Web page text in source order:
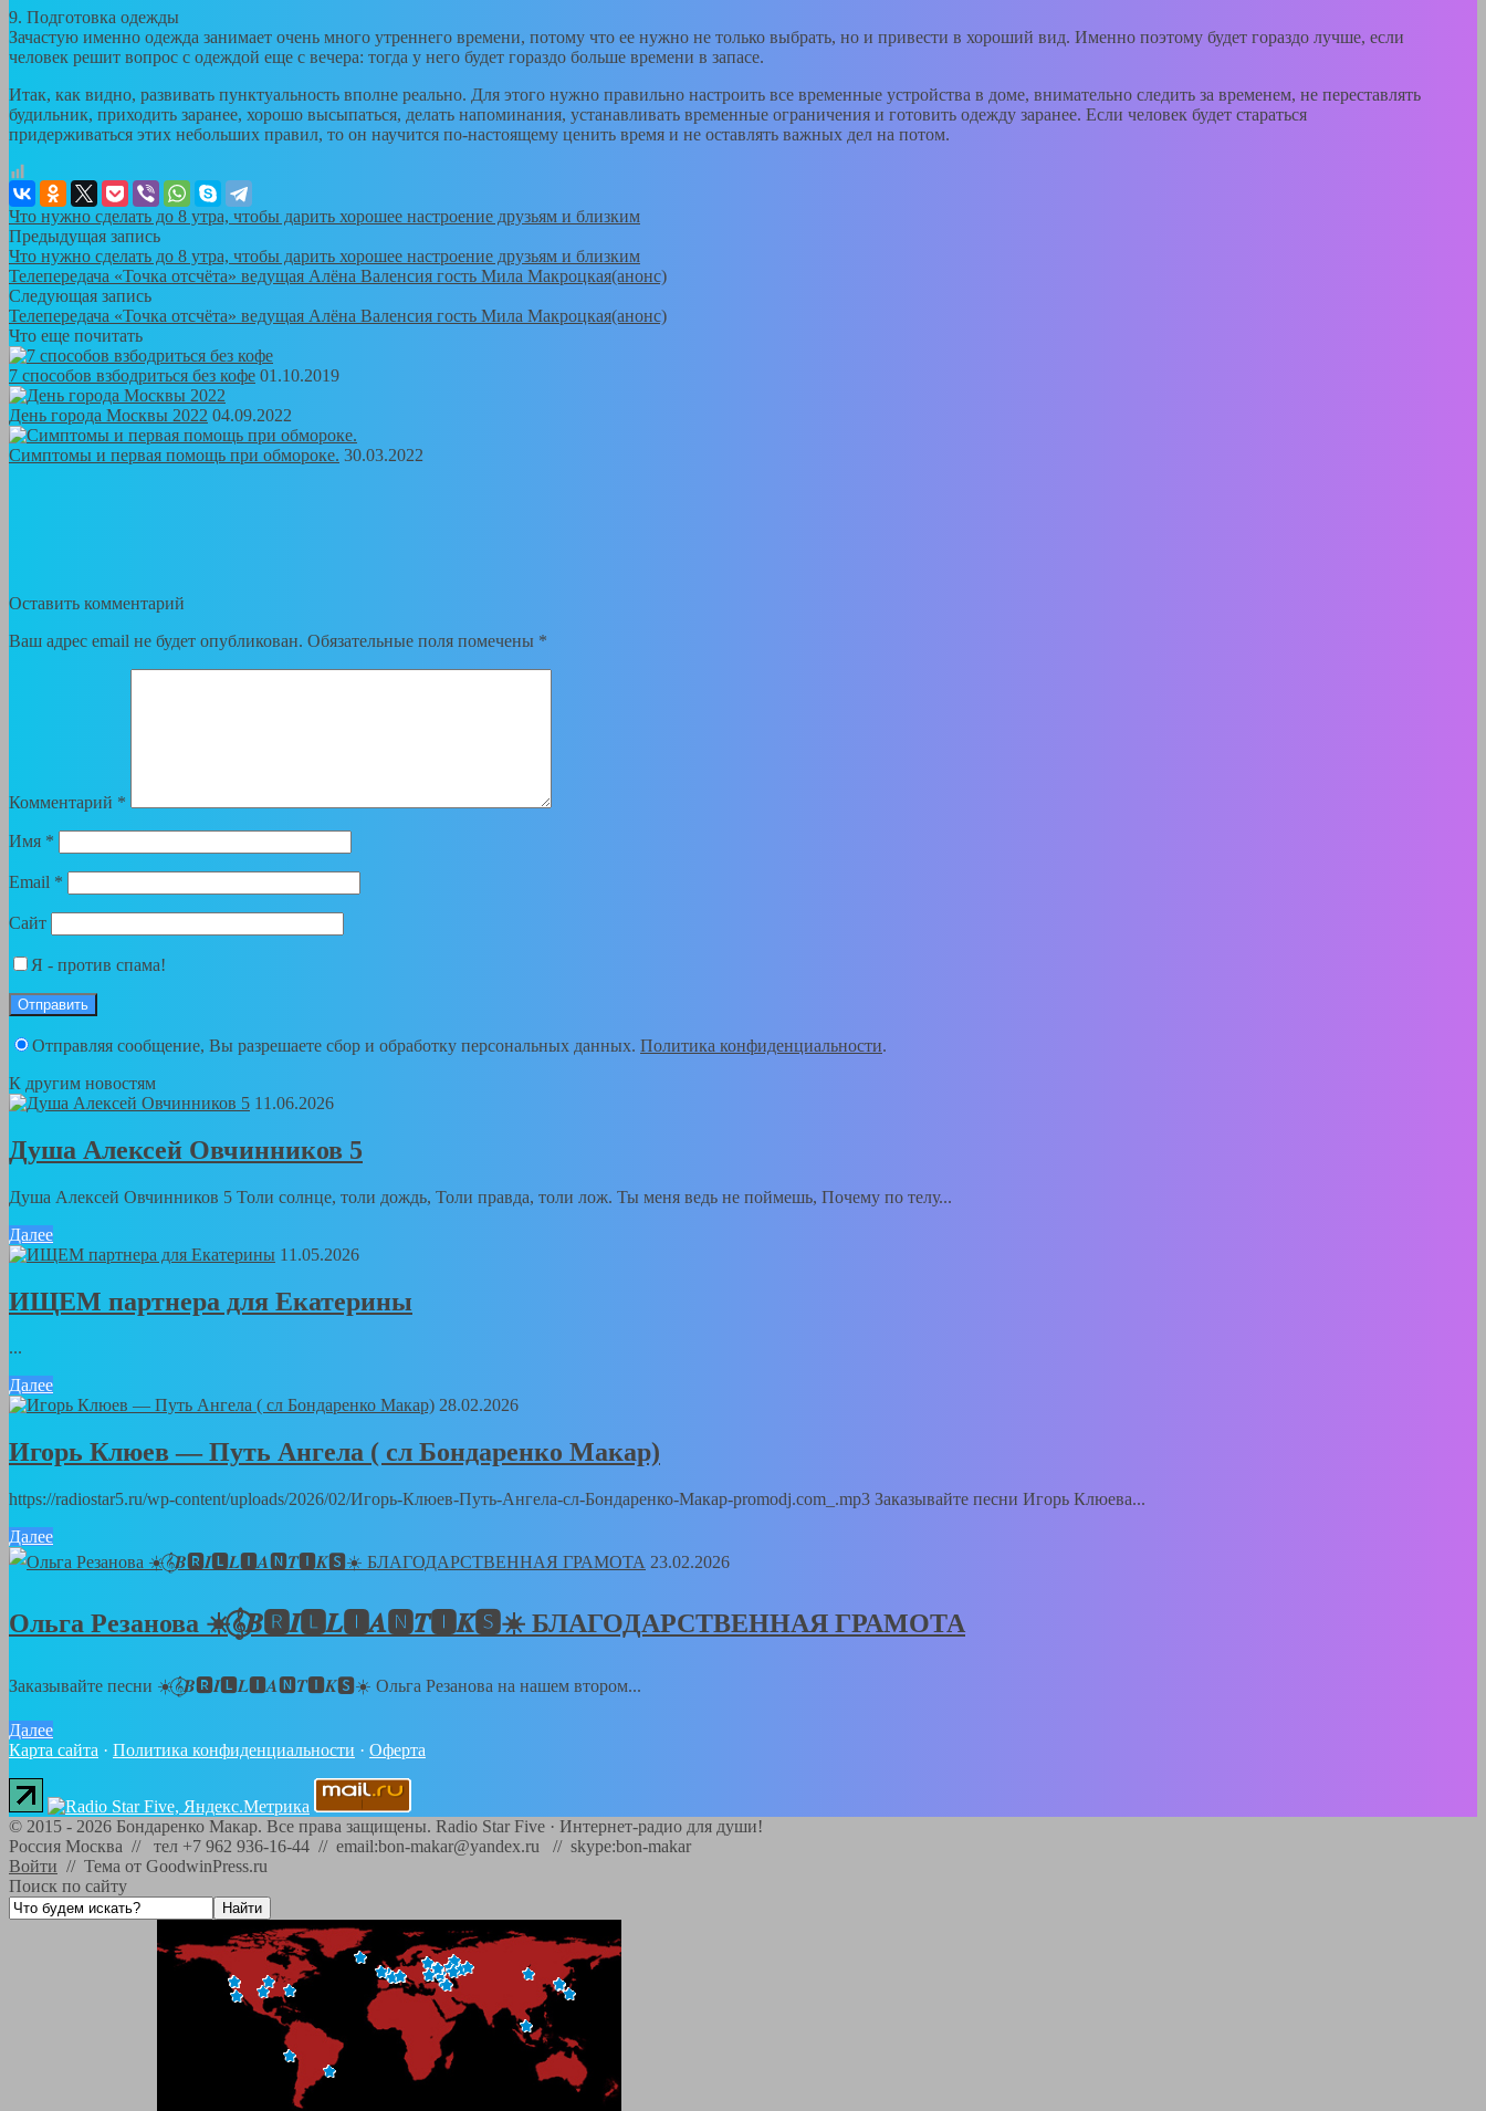
9. Подготовка одежды
Зачастую именно одежда занимает очень много утреннего времени, потому что ее нужно не только выбрать, но и привести в хороший вид. Именно поэтому будет гораздо лучше, если
человек решит вопрос с одеждой еще с вечера: тогда у него будет гораздо больше времени в запасе.
Итак, как видно, развивать пунктуальность вполне реально. Для этого нужно правильно настроить все временные устройства в доме, внимательно следить за временем, не переставлять
будильник, приходить заранее, хорошо высыпаться, делать напоминания, устанавливать временные ограничения и готовить одежду заранее. Если человек будет стараться
придерживаться этих небольших правил, то он научится по-настоящему ценить время и не оставлять важных дел на потом.
Что нужно сделать до 8 утра, чтобы дарить хорошее настроение друзьям и близким
Предыдущая запись
Что нужно сделать до 8 утра, чтобы дарить хорошее настроение друзьям и близким
Телепередача «Точка отсчёта» ведущая Алёна Валенсия гость Мила Макроцкая(анонс)
Следующая запись
Телепередача «Точка отсчёта» ведущая Алёна Валенсия гость Мила Макроцкая(анонс)
Что еще почитать
7 способов взбодриться без кофе 01.10.2019
День города Москвы 2022 04.09.2022
Симптомы и первая помощь при обмороке. 30.03.2022
Оставить комментарий
Ваш адрес email не будет опубликован. Обязательные поля помечены *
Комментарий *
Имя *
Email *
Сайт
Я - против спама!
Отправляя сообщение, Вы разрешаете сбор и обработку персональных данных. Политика конфиденциальности.
К другим новостям
11.06.2026
Душа Алексей Овчинников 5
Душа Алексей Овчинников 5 Толи солнце, толи дождь, Толи правда, толи лож. Ты меня ведь не поймешь, Почему по телу...
Далее
11.05.2026
ИЩЕМ партнера для Екатерины
...
Далее
28.02.2026
Игорь Клюев — Путь Ангела ( сл Бондаренко Макар)
https://radiostar5.ru/wp-content/uploads/2026/02/Игорь-Клюев-Путь-Ангела-сл-Бондаренко-Макар-promodj.com_.mp3 Заказывайте песни Игорь Клюева...
Далее
23.02.2026
Ольга Резанова ☀️𝄞⃝𝑩🆁𝑰🅻𝑳🅸𝑨🅽𝑻🅸𝑲🆂☀️ БЛАГОДАРСТВЕННАЯ ГРАМОТА
Заказывайте песни ☀️𝄞⃝𝑩🆁𝑰🅻𝑳🅸𝑨🅽𝑻🅸𝑲🆂☀️ Ольга Резанова на нашем втором...
Далее
Карта сайта · Политика конфиденциальности · Оферта
© 2015 - 2026 Бондаренко Макар. Все права защищены. Radio Star Five · Интернет-радио для души!
Россия Москва // тел +7 962 936-16-44 // email:bon-makar@yandex.ru // skype:bon-makar
Войти // Тема от GoodwinPress.ru
Поиск по сайту